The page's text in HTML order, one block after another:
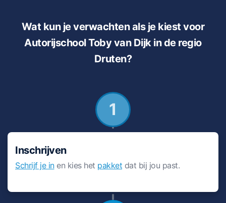
Wat kun je verwachten als je kiest voor
Autorijschool Toby van Dijk in de regio
Druten?
1
Inschrijven
Schrijf je inen kies het pakket dat bij jou past.